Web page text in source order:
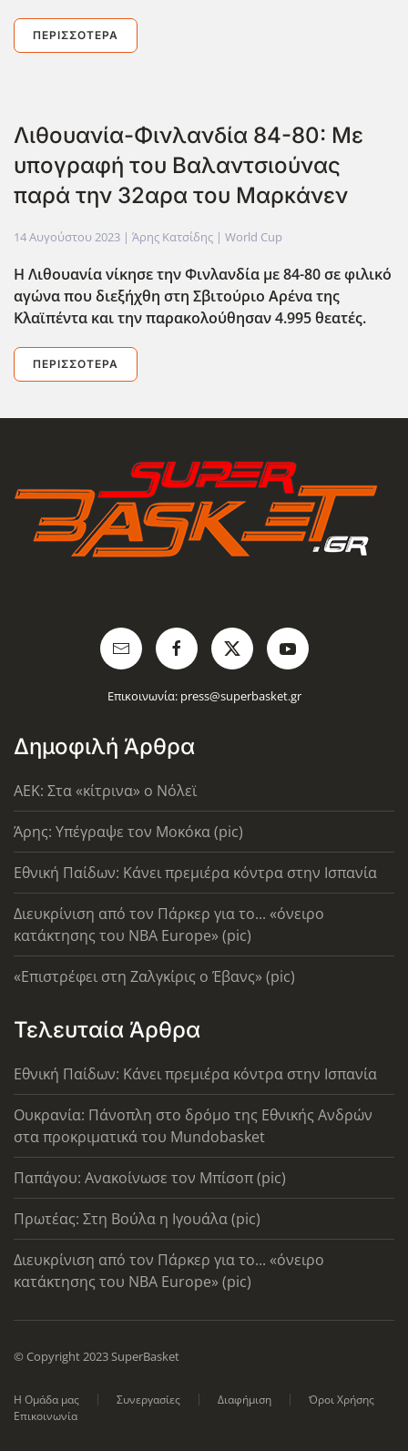
ΠΕΡΙΣΣΌΤΕΡΑ
Λιθουανία-Φινλανδία 84-80: Με
υπογραφή του Βαλαντσιούνας
παρά την 32αρα του Μαρκάνεν
14 Αυγούστου 2023 | Άρης Κατσίδης | World Cup
Η Λιθουανία νίκησε την Φινλανδία με 84-80 σε φιλικό
αγώνα που διεξήχθη στη Σβιτούριο Αρένα της
Κλαϊπέντα και την παρακολούθησαν 4.995 θεατές.
ΠΕΡΙΣΣΌΤΕΡΑ
Επικοινωνία: press@superbasket.gr
Δημοφιλή Άρθρα
AEK: Στα «κίτρινα» ο Νόλεϊ
Άρης: Υπέγραψε τον Μοκόκα (pic)
Εθνική Παίδων: Κάνει πρεμιέρα κόντρα στην Ισπανία
Διευκρίνιση από τον Πάρκερ για το... «όνειρο
κατάκτησης του ΝΒΑ Europe» (pic)
«Επιστρέφει στη Ζαλγκίρις ο Έβανς» (pic)
Τελευταία Άρθρα
Εθνική Παίδων: Κάνει πρεμιέρα κόντρα στην Ισπανία
Ουκρανία: Πάνοπλη στο δρόμο της Εθνικής Ανδρών
στα προκριματικά του Mundobasket
Παπάγου: Ανακοίνωσε τον Μπίσοπ (pic)
Πρωτέας: Στη Βούλα η Ιγουάλα (pic)
Διευκρίνιση από τον Πάρκερ για το... «όνειρο
κατάκτησης του ΝΒΑ Europe» (pic)
© Copyright 2023 SuperBasket
Η Ομάδα μας Συνεργασίες Διαφήμιση
Όροι Χρήσης
Επικοινωνία